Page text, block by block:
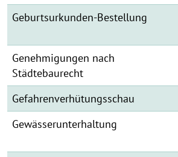
Geburtsurkunden-Bestellung
Genehmigungen nach
Städtebaurecht
Gefahrenverhütungsschau
Gewässerunterhaltung